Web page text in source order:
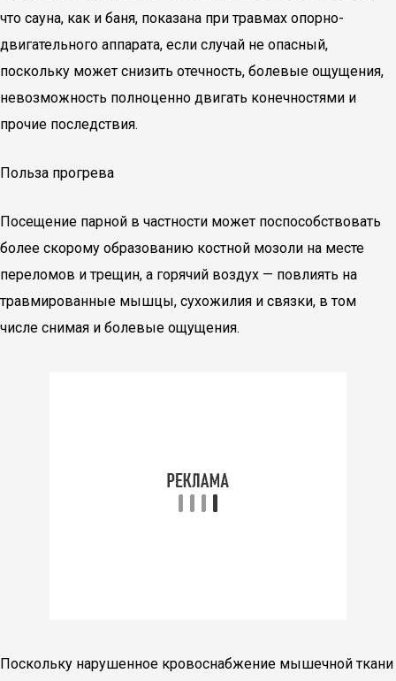
что сауна, как и баня, показана при травмах опорно-
двигательного аппарата, если случай не опасный,
поскольку может снизить отечность, болевые ощущения,
невозможность полноценно двигать конечностями и
прочие последствия.
Польза прогрева
Посещение парной в частности может поспособствовать
более скорому образованию костной мозоли на месте
переломов и трещин, а горячий воздух — повлиять на
травмированные мышцы, сухожилия и связки, в том
числе снимая и болевые ощущения.
Поскольку нарушенное кровоснабжение мышечной ткани